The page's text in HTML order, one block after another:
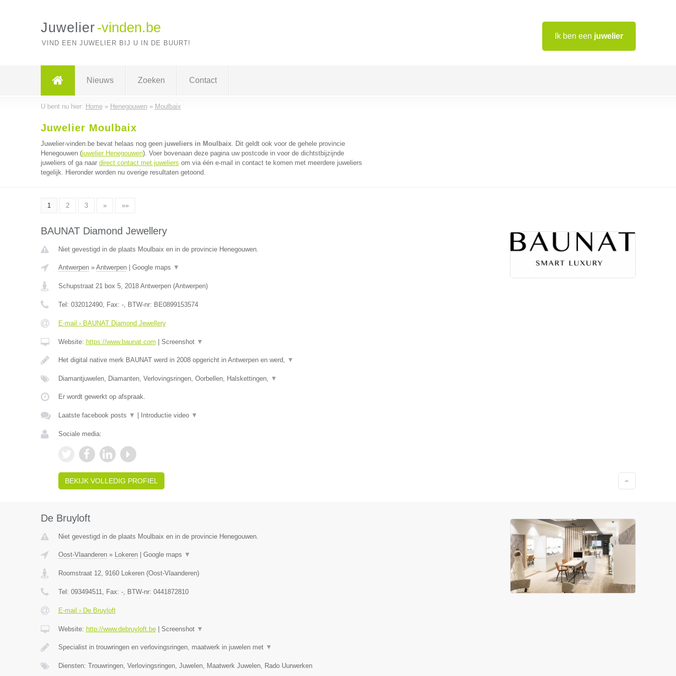
Ik ben een juwelier
Juwelier -vinden.be
VIND EEN JUWELIER BIJ U IN DE BUURT!
Nieuws Zoeken Contact
U bent nu hier: Home» Henegouwen» Moulbaix
Juwelier Moulbaix
Juwelier-vinden.be bevat helaas nog geen juweliers in Moulbaix. Dit geldt ook voor de gehele provincie
Henegouwen (juwelier Henegouwen). Voer bovenaan deze pagina uw postcode in voor de dichtstbijzijnde
juweliers of ga naar direct contact met juweliers om via één e-mail in contact te komen met meerdere juweliers
tegelijk. Hieronder worden nu overige resultaten getoond.
1 2 3 » »»
BAUNAT Diamond Jewellery
Niet gevestigd in de plaats Moulbaix en in de provincie Henegouwen.
Antwerpen» Antwerpen| Google maps ▼
Schupstraat 21 box 5, 2018 Antwerpen(Antwerpen)
Tel: 032012490, Fax: -, BTW-nr: BE0899153574
E-mail › BAUNAT Diamond Jewellery
Website: https://www.baunat.com Screenshot ▼
Het digital native merk BAUNAT werd in 2008 opgericht in Antwerpen en werd, ▼
Diamantjuwelen, Diamanten, Verlovingsringen, Oorbellen, Halskettingen, ▼
Er wordt gewerkt op afspraak.
Laatste facebook posts ▼ Introductie video ▼
Sociale media:
BEKIJK VOLLEDIG PROFIEL
De Bruyloft
Niet gevestigd in de plaats Moulbaix en in de provincie Henegouwen.
Oost-Vlaanderen» Lokeren| Google maps ▼
Roomstraat 12, 9160 Lokeren(Oost-Vlaanderen)
Tel: 093494511, Fax: -, BTW-nr: 0441872810
E-mail › De Bruyloft
Website: http://www.debruyloft.be| Screenshot ▼
Specialist in trouwringen en verlovingsringen, maatwerk in juwelen met ▼
Diensten: Trouwringen, Verlovingsringen, Juwelen, Maatwerk Juwelen, Rado Uurwerken